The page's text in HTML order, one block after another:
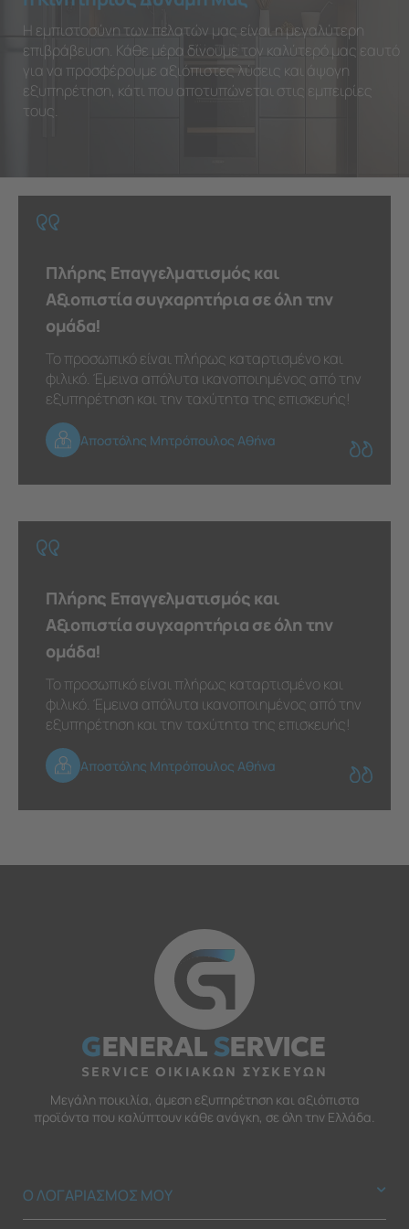
Η εμπιστοσύνη των πελατών μας είναι η μεγαλύτερη
επιβράβευση. Κάθε μέρα δίνουμε τον καλύτερό μας εαυτό
για να προσφέρουμε αξιόπιστες λύσεις και άψογη
εξυπηρέτηση, κάτι που αποτυπώνεται στις εμπειρίες
τους.
Πλήρης Επαγγελματισμός και
Αξιοπιστία συγχαρητήρια σε όλη την
ομάδα!
Το προσωπικό είναι πλήρως καταρτισμένο και
φιλικό. Έμεινα απόλυτα ικανοποιημένος από την
εξυπηρέτηση και την ταχύτητα της επισκευής!
Αποστόλης Μητρόπουλος Αθήνα
Πλήρης Επαγγελματισμός και
Αξιοπιστία συγχαρητήρια σε όλη την
ομάδα!
Το προσωπικό είναι πλήρως καταρτισμένο και
φιλικό. Έμεινα απόλυτα ικανοποιημένος από την
εξυπηρέτηση και την ταχύτητα της επισκευής!
Αποστόλης Μητρόπουλος Αθήνα
GENERALSERVICE
SERVICE ΟΙΚΙΑΚΩΝ ΣΥΣΚΕΥΩΝ
Μεγάλη ποικιλία, άμεση εξυπηρέτηση και αξιόπιστα
προϊόντα που καλύπτουν κάθε ανάγκη, σε όλη την Ελλάδα.
Ο ΛΟΓΑΡΙΑΣΜΟΣ ΜΟΥ